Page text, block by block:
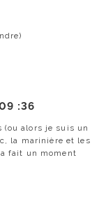
:36
(ou alors je suis un
la marinière et les
fait un moment